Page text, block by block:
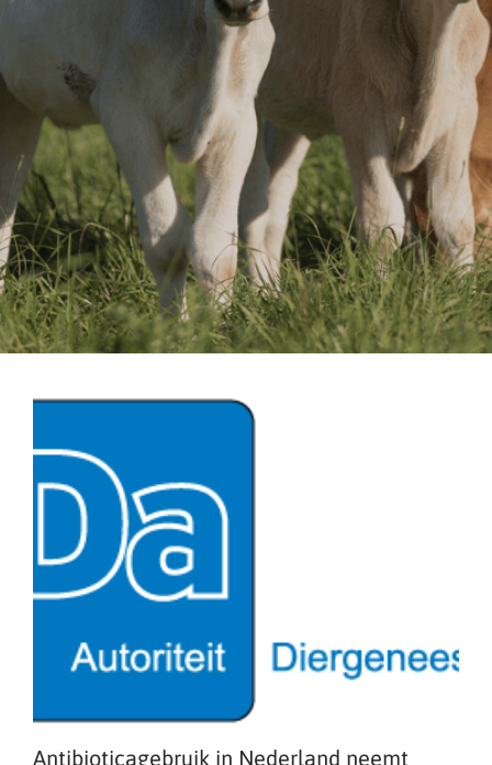
Antibioticagebruik in Nederland neemt